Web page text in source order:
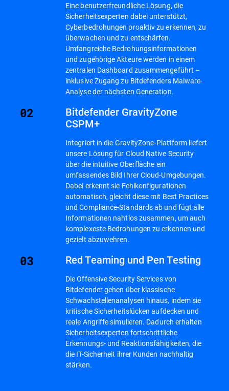
Eine benutzerfreundliche Lösung, die
Sicherheitsexperten dabei unterstützt,
Cyberbedrohungen proaktiv zu erkennen, zu
überwachen und zu entschärfen.
Umfangreiche Bedrohungsinformationen
und zugehörige Akteure werden in einem
zentralen Dashboard zusammengeführt –
inklusive Zugang zu Bitdefenders Malware-
Analyse der nächsten Generation.
Bitdefender GravityZone
CSPM+
Integriert in die GravityZone-Plattform liefert
unsere Lösung für Cloud Native Security
über die intuitive Oberfläche ein
umfassendes Bild Ihrer Cloud-Umgebungen.
Dabei erkennt sie Fehlkonfigurationen
automatisch, gleicht diese mit Best Practices
und Compliance-Standards ab und fügt alle
Informationen nahtlos zusammen, um auch
komplexeste Bedrohungen zu erkennen und
gezielt abzuwehren.
Red Teaming und Pen Testing
Die Offensive Security Services von
Bitdefender gehen über klassische
Schwachstellenanalysen hinaus, indem sie
kritische Sicherheitslücken aufdecken und
reale Angriffe simulieren. Dadurch erhalten
Sicherheitsexperten fortschrittliche
Erkennungs- und Reaktionsfähigkeiten, die
die IT-Sicherheit ihrer Kunden nachhaltig
stärken.